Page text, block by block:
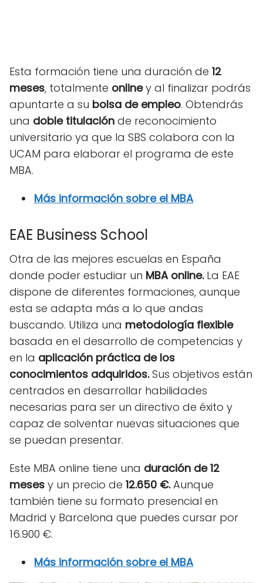
Esta formación tiene una duración de 12
meses, totalmente onliney al finalizar podrás
apuntarte a su bolsa de empleo. Obtendrás
una doble titulación de reconocimiento
universitario ya que la SBS colabora con la
UCAM para elaborar el programa de este
MBA.
Más información sobre el MBA
EAE Business School
Otra de las mejores escuelas en España
donde poder estudiar un MBA online. La EAE
dispone de diferentes formaciones, aunque
esta se adapta más a lo que andas
buscando. Utiliza una metodología flexible
basada en el desarrollo de competencias y
en la aplicación práctica de los
conocimientos adquiridos.Sus objetivos están
centrados en desarrollar habilidades
necesarias para ser un directivo de éxito y
capaz de solventar nuevas situaciones que
se puedan presentar.
Este MBA online tiene una duración de 12
meses y un precio de 12.650 €.Aunque
también tiene su formato presencial en
Madrid y Barcelona que puedes cursar por
16.900 €.
Más información sobre el MBA